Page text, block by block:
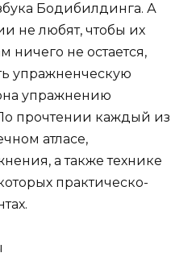
Бодибилдинга. А
не любят, чтобы их
ничего не остается,
упражненческую
упражнению
прочтении каждый из
атласе,
а также технике
практическо-